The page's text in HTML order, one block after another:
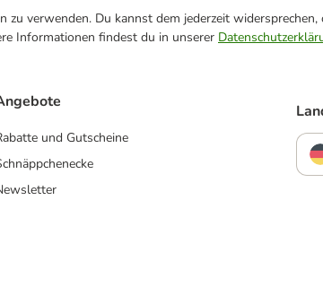
verwenden. Du kannst dem jederzeit
Informationen findest du in unserer
und Gutscheine